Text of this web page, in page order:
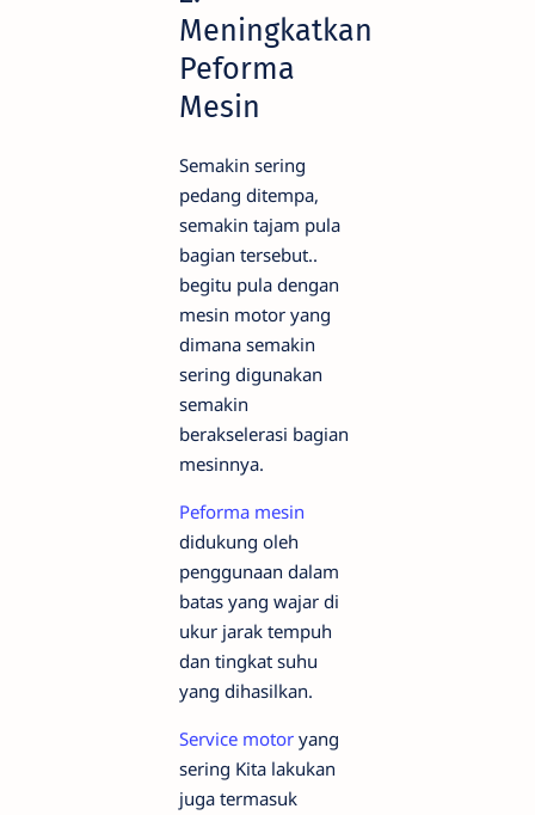
Meningkatkan
Peforma
Mesin
Semakin sering
pedang ditempa,
semakin tajam pula
bagian tersebut..
begitu pula dengan
mesin motor yang
dimana semakin
sering digunakan
semakin
berakselerasi bagian
mesinnya.
Peforma mesin
didukung oleh
penggunaan dalam
batas yang wajar di
ukur jarak tempuh
dan tingkat suhu
yang dihasilkan.
Service motor yang
sering Kita lakukan
juga termasuk